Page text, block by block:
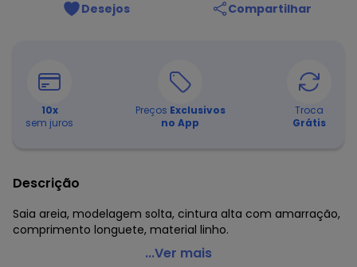
Desejos Compartilhar
10x
sem juros
Preços Exclusivos
no App
Troca
Grátis
Descrição
Saia areia, modelagem solta, cintura alta com amarração,
comprimento longuete, material linho.
Quintess - Saia Areia em Linho
...Ver mais